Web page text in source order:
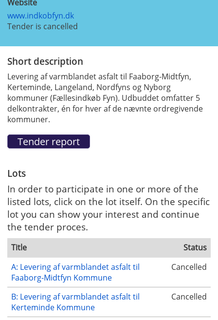
Website
www.indkobfyn.dk
Tender is cancelled
Short description
Levering af varmblandet asfalt til Faaborg-Midtfyn,
Kerteminde, Langeland, Nordfyns og Nyborg
kommuner (Fællesindkøb Fyn). Udbuddet omfatter 5
delkontrakter, én for hver af de nævnte ordregivende
kommuner.
Lots
In order to participate in one or more of the
listed lots, click on the lot itself. On the specific
lot you can show your interest and continue
the tender proces.
Title
Status
A: Levering af varmblandet asfalt til
Faaborg-Midtfyn Kommune
Cancelled
B: Levering af varmblandet asfalt til
Kerteminde Kommune
Cancelled